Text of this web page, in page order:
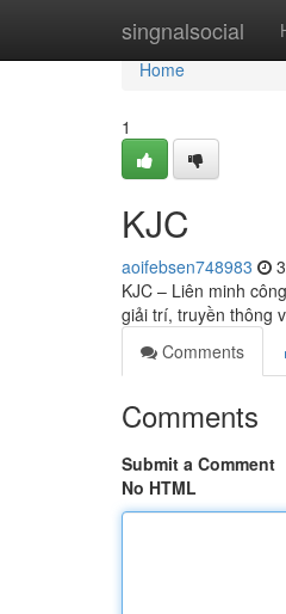
singnalsocial
Home
Home
1
KJC
aoifebsen748983
KJC – Liên minh
giải trí, truyền thông
Comments
Comments
Submit a Comment
No HTML